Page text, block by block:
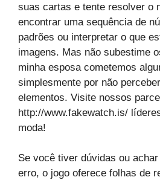
suas cartas e tente resolver o
encontrar uma sequência de
padrões ou interpretar o que
imagens. Mas não subestime
minha esposa cometemos
simplesmente por não
elementos. Visite nossos
http://www.fakewatch.is/
moda!
Se você tiver dúvidas ou
erro, o jogo oferece folhas de